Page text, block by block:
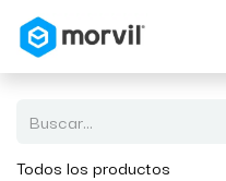
Todos los productos